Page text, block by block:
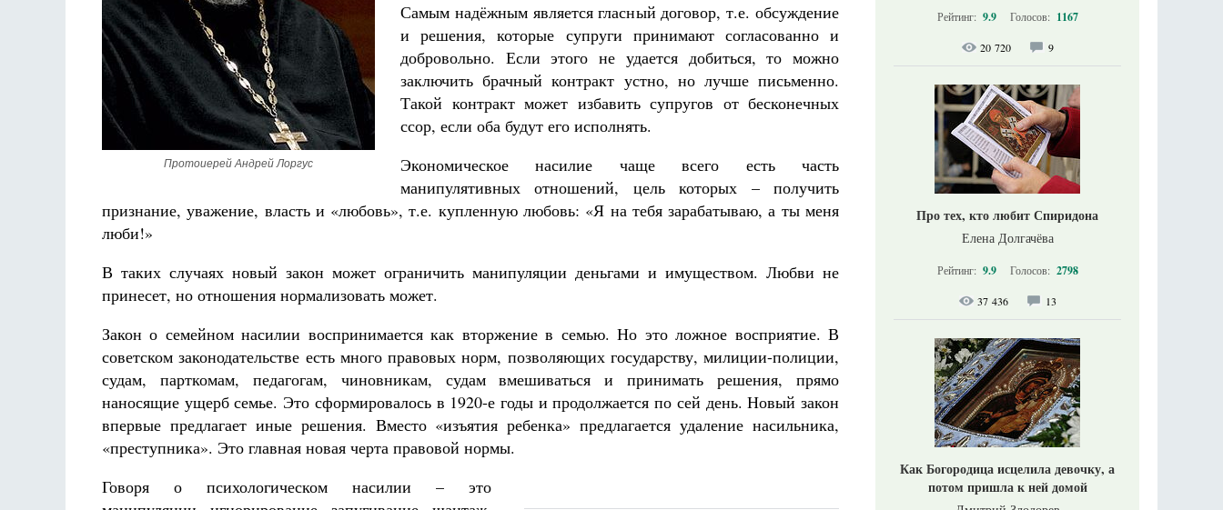
Протоиерей Андрей Лоргус
Самым надёжным является гласный договор, т.е. обсуждение
и решения, которые супруги принимают согласованно и
добровольно. Если этого не удается добиться, то можно
заключить брачный контракт устно, но лучше письменно.
Такой контракт может избавить супругов от бесконечных
ссор, если оба будут его исполнять.
Экономическое насилие чаще всего есть часть
манипулятивных отношений, цель которых – получить
признание, уважение, власть и «любовь», т.е. купленную любовь: «Я на тебя зарабатываю, а ты меня
люби!»
В таких случаях новый закон может ограничить манипуляции деньгами и имуществом. Любви не
принесет, но отношения нормализовать может.
Закон о семейном насилии воспринимается как вторжение в семью. Но это ложное восприятие. В
советском законодательстве есть много правовых норм, позволяющих государству, милиции-полиции,
судам, парткомам, педагогам, чиновникам, судам вмешиваться и принимать решения, прямо
наносящие ущерб семье. Это сформировалось в 1920-е годы и продолжается по сей день. Новый закон
впервые предлагает иные решения. Вместо «изъятия ребенка» предлагается удаление насильника,
«преступника». Это главная новая черта правовой нормы.
Говоря о психологическом насилии – это
Рейтинг: 9.9 Голосов: 1167
20 720 9
Про тех, кто любит Спиридона
Елена Долгачёва
Рейтинг: 9.9 Голосов: 2798
37 436 13
Как Богородица исцелила девочку, а
потом пришла к ней домой